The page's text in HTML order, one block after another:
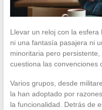
Llevar un reloj con la
ni una fantasía pasajera ni
minoritaria pero
cuestiona las convenciones
Varios grupos, desde
la han adoptado por
la funcionalidad. Detrás de